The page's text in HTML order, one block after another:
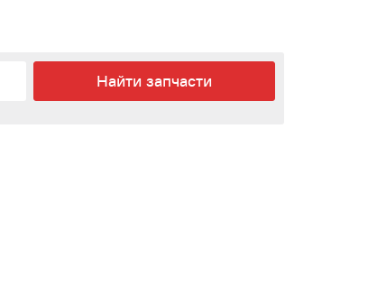
Найти запчасти